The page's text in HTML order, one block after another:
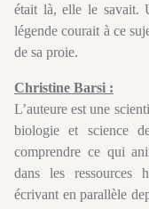
était là, elle le savait.
légende courait à ce
de sa proie.
Christine Barsi :
L’auteure est une
biologie et science
comprendre ce qui
dans les ressources
écrivant en parallèle